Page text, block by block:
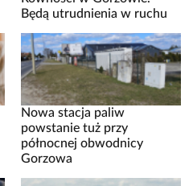
Będą utrudnienia w ruchu
Nowa stacja paliw
powstanie tuż przy
północnej obwodnicy
Gorzowa